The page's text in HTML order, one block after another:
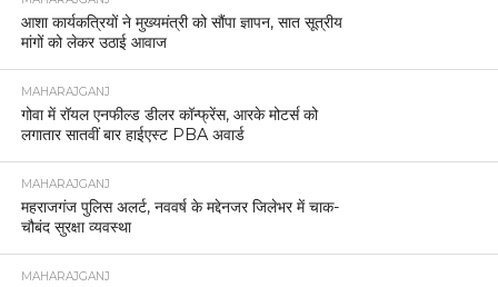
आशा कार्यकत्रियों ने मुख्यमंत्री को सौंपा ज्ञापन, सात सूत्रीय
मांगों को लेकर उठाई आवाज
MAHARAJGANJ
गोवा में रॉयल एनफील्ड डीलर कॉन्फ्रेंस, आरके मोटर्स को
लगातार सातवीं बार हाईएस्ट PBA अवार्ड
MAHARAJGANJ
महराजगंज पुलिस अलर्ट, नववर्ष के मद्देनजर जिलेभर में चाक-
चौबंद सुरक्षा व्यवस्था
MAHARAJGANJ